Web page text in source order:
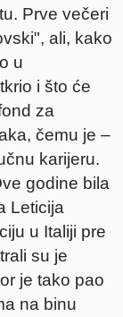
Prve večeri
ali, kako
u
i što će
za
čemu je –
karijeru.
godine bila
Leticija
u Italiji pre
su je
je tako pao
na binu